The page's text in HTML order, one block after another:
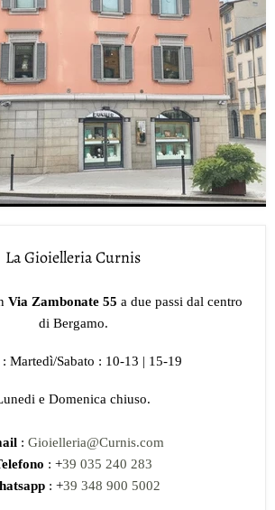
La Gioielleria Curnis
Via Zambonate 55 a due passi dal centro
di Bergamo.
: Martedì/Sabato : 10-13 | 15-19
e Domenica chiuso.
: Gioielleria@Curnis.com
: +39 035 240 283
: +39 348 900 5002